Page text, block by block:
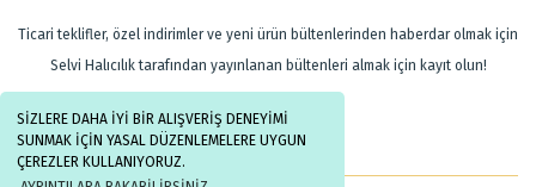
SİZLERE DAHA İYİ BİR ALIŞVERİŞ DENEYİMİ
SUNMAK İÇİN YASAL DÜZENLEMELERE UYGUN
ÇEREZLER KULLANIYORUZ.
Ticari teklifler, özel indirimler ve yeni ürün bültenlerinden haberdar olmak için
Selvi Halıcılık tarafından yayınlanan bültenleri almak için kayıt olun!